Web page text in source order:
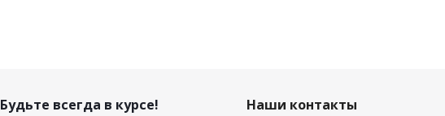
Будьте всегда в курсе!
Наши контакты